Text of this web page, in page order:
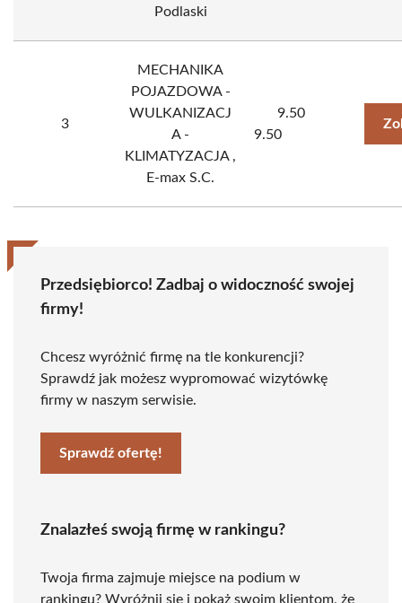
Podlaski
3
MECHANIKA
POJAZDOWA -
WULKANIZACJ
A -
KLIMATYZACJA ,
E-max S.C.
9.50
9.50
Przedsiębiorco! Zadbaj o widoczność swojej
firmy!
Chcesz wyróżnić firmę na tle konkurencji?
Sprawdź jak możesz wypromować wizytówkę
firmy w naszym serwisie.
Sprawdź ofertę!
Znalazłeś swoją firmę w rankingu?
Twoja firma zajmuje miejsce na podium w
rankingu? Wyróżnij się i pokaż swoim klientom, że